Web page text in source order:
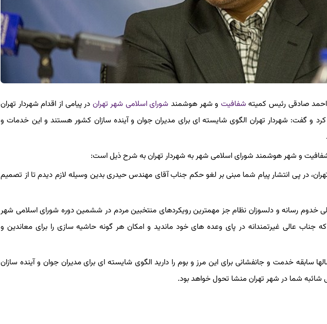
احمد صادقی رئیس کمیته شفافیت و شهر هوشمند شورای اسلامی شهر تهران در پیامی از اقدام شهردار تهران
و گفت: شهردار تهران الگوی شایسته ای برای مدیران جوان و آینده سازان کشور هستند و این خدمات و
و شهر هوشمند شورای اسلامی شهر به شهردار تهران به شرح ذیل است:
تهران، در پی انتشار پیام شما مبنی بر لغو حکم جناب آقای مهندس حیدری بدین وسیله لازم دیدم تا از تصمیم
خدوم رسانه و دلسوزان نظام جز مهمترین رویکردهای منتخبین مردم در ششمین دوره شورای اسلامی شهر
جناب عالی غیرتمندانه در پای وعده های خود ماندید و امکان هر گونه حاشیه سازی را برای معاندین و
سابقه خدمت و جانفشانی برای این مرز و بوم را دارید الگوی شایسته ای برای مدیران جوان و آینده سازان
شما در شهر تهران منشا تحول خواهد بود.